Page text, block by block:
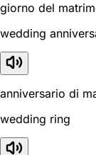
giorno del
wedding
anniversario di
wedding ring